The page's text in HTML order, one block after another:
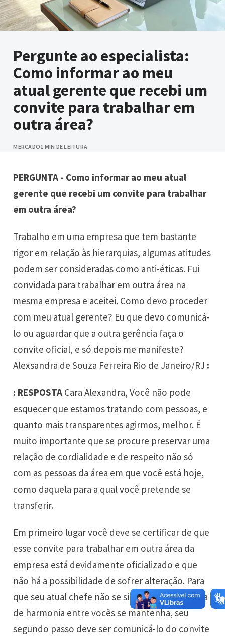
Pergunte ao especialista:
Como informar ao meu
atual gerente que recebi um
convite para trabalhar em
outra área?
MERCADO1 MIN DE LEITURA
PERGUNTA - Como informar ao meu atual
gerente que recebi um convite para trabalhar
em outra área?
Trabalho em uma empresa que tem bastante
rigor em relação às hierarquias, algumas atitudes
podem ser consideradas como anti-éticas. Fui
convidada para trabalhar em outra área na
mesma empresa e aceitei. Como devo proceder
com meu atual gerente? Eu que devo comunicá-
lo ou aguardar que a outra gerência faça o
convite oficial, e só depois me manifeste?
Alexsandra de Souza Ferreira Rio de Janeiro/RJ :
: RESPOSTA Cara Alexandra, Você não pode
esquecer que estamos tratando com pessoas, e
quanto mais transparentes agirmos, melhor. É
muito importante que se procure preservar uma
relação de cordialidade e de respeito não só
com as pessoas da área em que você está hoje,
como daquela para a qual você pretende se
transferir.
Em primeiro lugar você deve se certificar de que
esse convite para trabalhar em outra área da
empresa está devidamente oficializado e que
não há a possibilidade de sofrer alteração. Para
que seu atual chefe não se sinta traído e o clima
de harmonia entre vocês se mantenha, seu
segundo passo deve ser comunicá-lo do convite